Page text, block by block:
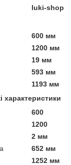
luki-shop
600 мм
1200 мм
19 мм
593 мм
1193 мм
характеристики
600
1200
2 мм
652 мм
1252 мм